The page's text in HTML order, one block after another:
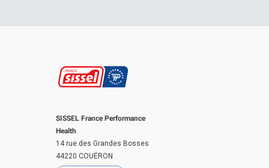
SISSEL France Performance
Health
14 rue des Grandes Bosses
44220 COUËRON